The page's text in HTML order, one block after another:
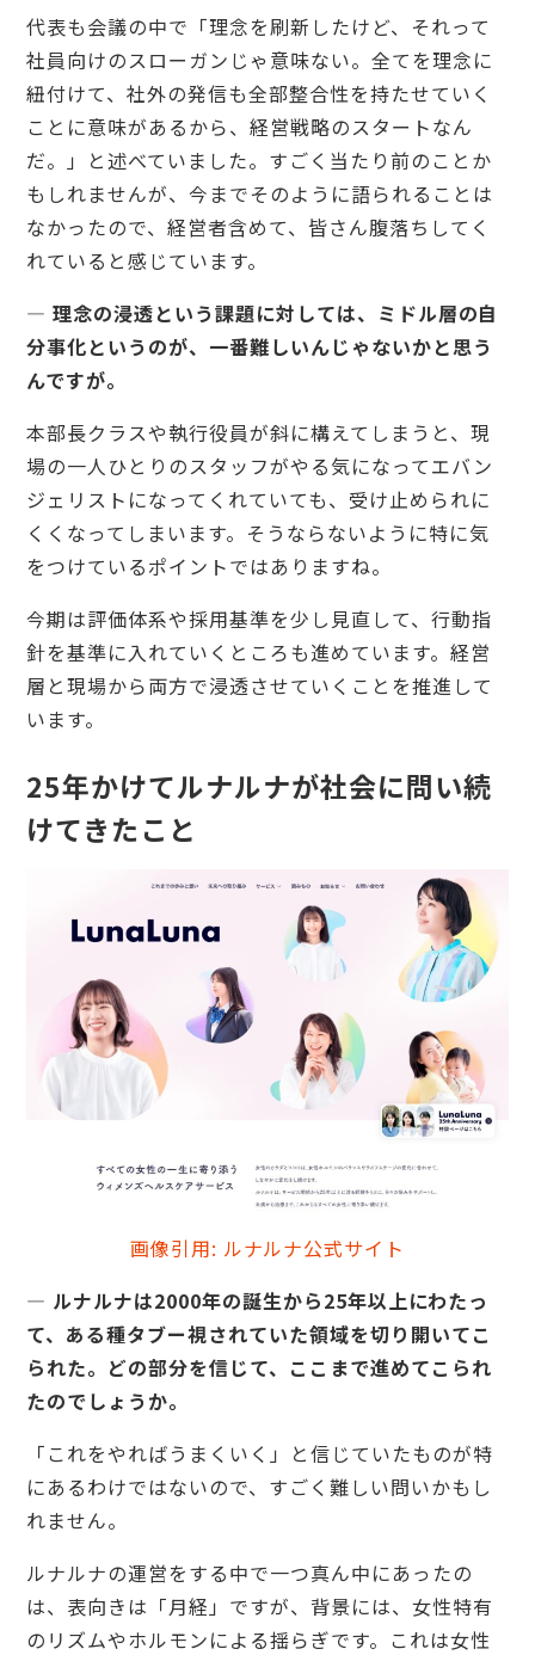
代表も会議の中で「理念を刷新したけど、それって
社員向けのスローガンじゃ意味ない。全てを理念に
紐付けて、社外の発信も全部整合性を持たせていく
ことに意味があるから、経営戦略のスタートなん
だ。」と述べていました。すごく当たり前のことか
もしれませんが、今までそのように語られることは
なかったので、経営者含めて、皆さん腹落ちしてく
れていると感じています。
— 理念の浸透という課題に対しては、ミドル層の自
分事化というのが、一番難しいんじゃないかと思う
んですが。
本部長クラスや執行役員が斜に構えてしまうと、現
場の一人ひとりのスタッフがやる気になってエバン
ジェリストになってくれていても、受け止められに
くくなってしまいます。そうならないように特に気
をつけているポイントではありますね。
今期は評価体系や採用基準を少し見直して、行動指
針を基準に入れていくところも進めています。経営
層と現場から両方で浸透させていくことを推進して
います。
25年かけてルナルナが社会に問い続
けてきたこと
画像引用: ルナルナ公式サイト
— ルナルナは2000年の誕生から25年以上にわたっ
て、ある種タブー視されていた領域を切り開いてこ
られた。どの部分を信じて、ここまで進めてこられ
たのでしょうか。
「これをやればうまくいく」と信じていたものが特
にあるわけではないので、すごく難しい問いかもし
れません。
ルナルナの運営をする中で一つ真ん中にあったの
は、表向きは「月経」ですが、背景には、女性特有
のリズムやホルモンによる揺らぎです。これは女性